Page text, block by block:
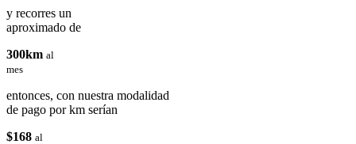
y recorres un
aproximado de
300km al
mes
entonces, con nuestra modalidad
de pago por km serían
$168 al